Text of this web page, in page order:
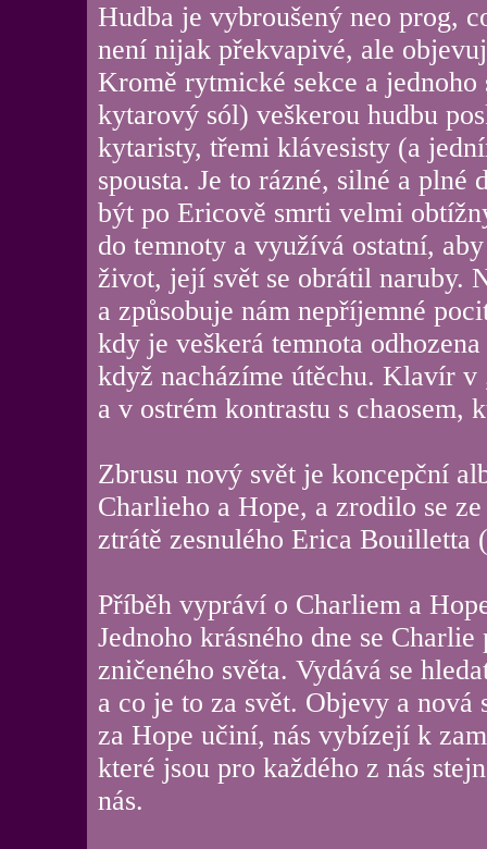
Hudba je vybroušený neo prog,
není nijak překvapivé, ale
Kromě rytmické sekce a
kytarový sól) veškerou hudbu
kytaristy, třemi klávesisty (a
spousta. Je to rázné, silné a plné
být po Ericově smrti velmi
do temnoty a využívá ostatní,
život, její svět se obrátil naruby.
a způsobuje nám nepříjemné
kdy je veškerá temnota
když nacházíme útěchu. Klavír v
a v ostrém kontrastu s chaosem,
Zbrusu nový svět je koncepční
Charlieho a Hope, a zrodilo se
ztrátě zesnulého Erica Bouilletta
Příběh vypráví o Charliem a
Jednoho krásného dne se
zničeného světa. Vydává se
a co je to za svět. Objevy a nová
za Hope učiní, nás vybízejí k
které jsou pro každého z nás
nás.